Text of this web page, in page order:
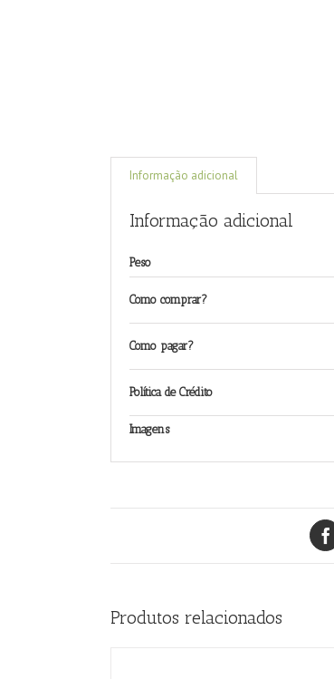
Informação adicional
Informação adicional
Peso
Como comprar?
Como pagar?
Política de Crédito
Imagens
Produtos relacionados